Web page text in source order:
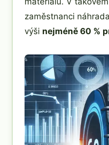
zaměstnanci
výši nejméně 60 %